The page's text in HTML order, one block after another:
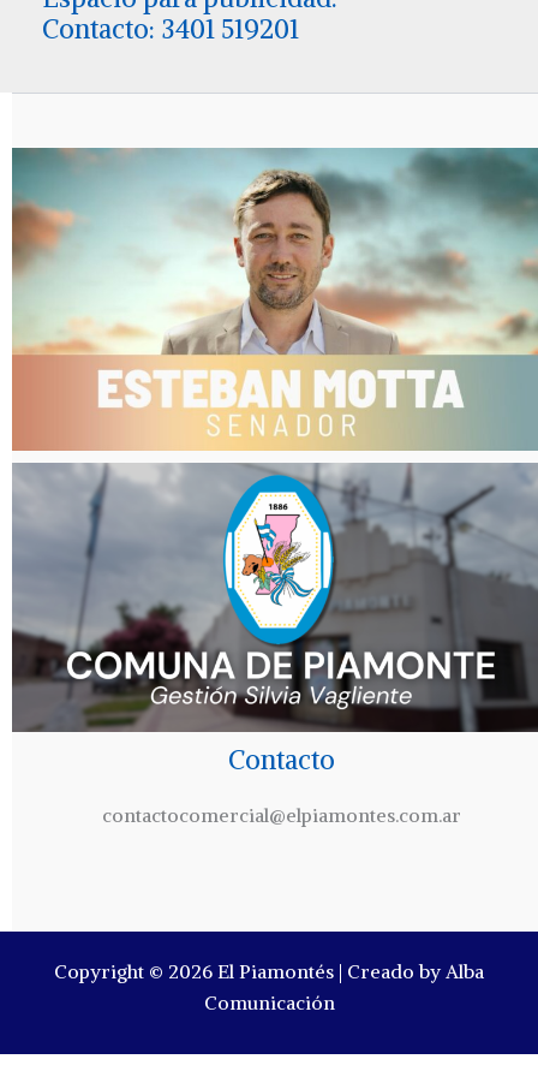
Contacto: 3401 519201
Contacto
contactocomercial@elpiamontes.com.ar
Copyright © 2026 El Piamontés | Creado by Alba
Comunicación